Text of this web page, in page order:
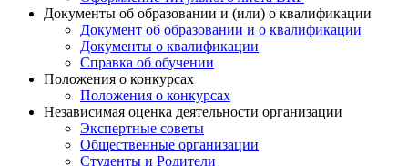
Документы об образовании и (или) о квалификации
Документ об образовании и о квалификации
Документы о квалификации
Справка об обучении
Положения о конкурсах
Положения о конкурсах
Независимая оценка деятельности организации
Экспертные советы
Общественные организации
Студенты и Родители